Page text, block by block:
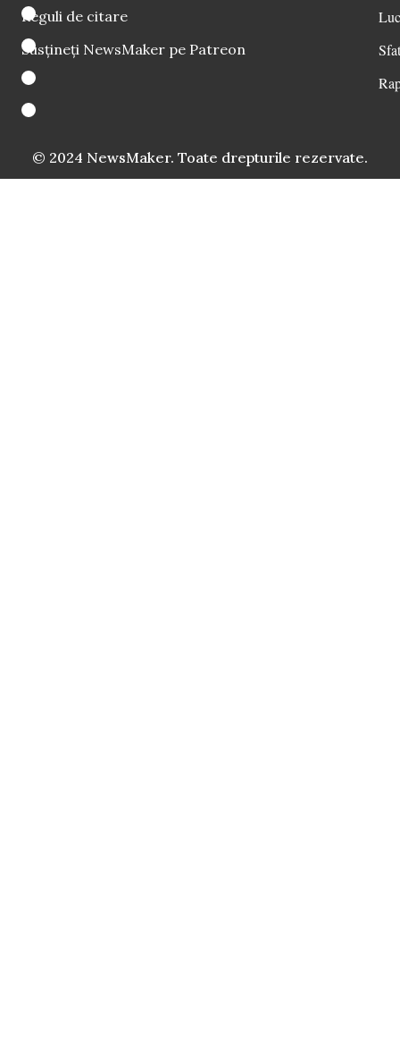
Reguli de citare
Susțineți NewsMaker pe Patreon
© 2024 NewsMaker. Toate drepturile rezervate.